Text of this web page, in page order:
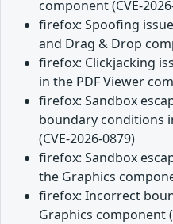
component (CVE-
firefox: Spoofing
and Drag & Drop
firefox: Clickjacking
in the PDF Viewer
firefox: Sandbox
boundary conditions
(CVE-2026-0879)
firefox: Sandbox
the Graphics
firefox: Incorrect
Graphics component